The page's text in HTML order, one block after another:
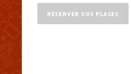
RÉSERVER VOS PLACES